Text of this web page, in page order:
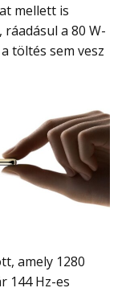
mellett is
a 80 W-
töltés sem vesz
144 Hz-es